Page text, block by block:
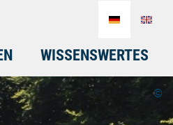
WISSENSWERTES
©